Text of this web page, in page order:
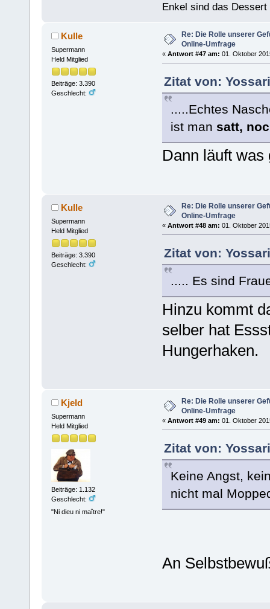
Enkel sind das Dessert
Kulle
Supermann
Held Mitglied
Beiträge: 3.390
Geschlecht:
Re: Die Rolle unserer
Online-Umfrage
« Antwort #47 am: 01. Oktober
Zitat von:
.....Echtes
ist man satt,
Dann läuft
Kulle
Supermann
Held Mitglied
Beiträge: 3.390
Geschlecht:
Re: Die Rolle unserer
Online-Umfrage
« Antwort #48 am: 01. Oktober
Zitat von:
..... Es sind
Hinzu kommt
selber hat
Hungerhaken.
Kjeld
Supermann
Held Mitglied
Beiträge: 1.132
Geschlecht:
"Ni dieu ni maître!"
Re: Die Rolle unserer
Online-Umfrage
« Antwort #49 am: 01. Oktober
Zitat von:
Keine Angst,
nicht mal
An